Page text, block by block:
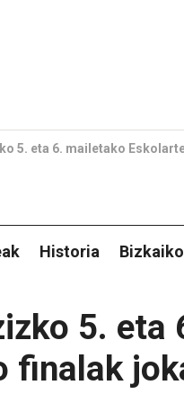
5. eta 6. mailetako
Historia
5. eta
finalak